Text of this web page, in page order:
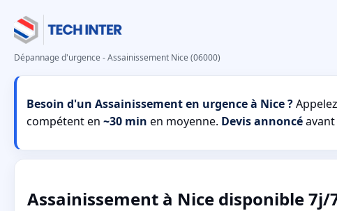
Dépannage d'urgence - Assainissement Nice (06000)
Besoin d'un Assainissement en urgence à Nice ?
compétent en ~30 min en moyenne. Devis annoncé
Assainissement à Nice disponible